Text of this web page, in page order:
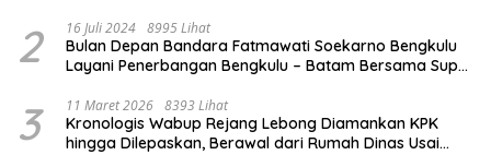
2 16 Juli 2024 8995 Lihat
Bulan Depan Bandara Fatmawati Soekarno Bengkulu
Layani Penerbangan Bengkulu – Batam Bersama Super
3 11 Maret 2026 8393 Lihat
Kronologis Wabup Rejang Lebong Diamankan KPK
hingga Dilepaskan, Berawal dari Rumah Dinas Usai